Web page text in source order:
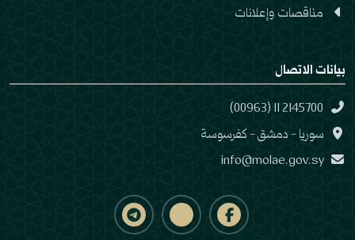
مناقصات وإعلانات
بيانات الاتصال
(00963) 11 2145700
سوريا - دمشق - كفرسوسة